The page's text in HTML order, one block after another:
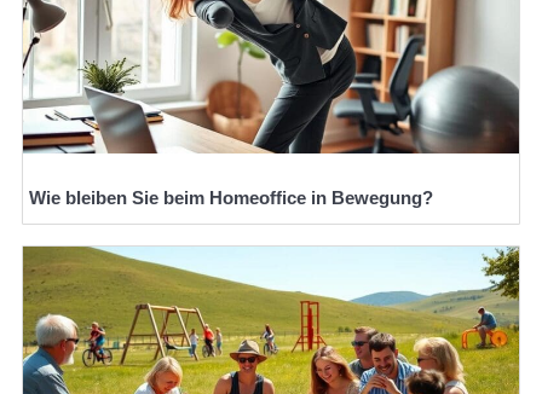
Wie bleiben Sie beim Homeoffice in Bewegung?